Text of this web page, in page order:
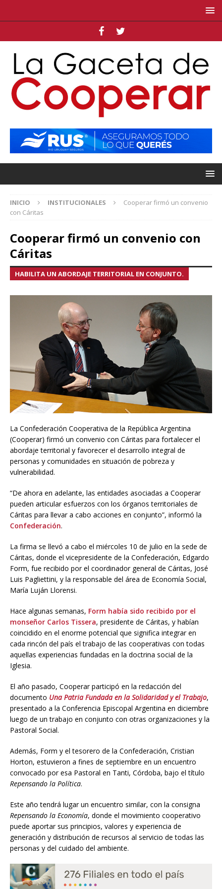
INICIO INSTITUCIONALES
Cooperar firmó un convenio
con Cáritas
Cooperar firmó un convenio con
Cáritas
HABILITA UN ABORDAJE TERRITORIAL EN CONJUNTO.
La Confederación Cooperativa de la República Argentina
(Cooperar) firmó un convenio con Cáritas para fortalecer el
abordaje territorial y favorecer el desarrollo integral de
personas y comunidades en situación de pobreza y
vulnerabilidad.
“De ahora en adelante, las entidades asociadas a Cooperar
pueden articular esfuerzos con los órganos territoriales de
Cáritas para llevar a cabo acciones en conjunto”, informó la
Confederación.
La firma se llevó a cabo el miércoles 10 de julio en la sede de
Cáritas, donde el vicepresidente de la Confederación, Edgardo
Form, fue recibido por el coordinador general de Cáritas, José
Luis Pagliettini, y la responsable del área de Economía Social,
María Luján Llorensi.
Hace algunas semanas, Form había sido recibido por el
monseñor Carlos Tissera, presidente de Cáritas, y habían
coincidido en el enorme potencial que significa integrar en
cada rincón del país el trabajo de las cooperativas con todas
aquellas experiencias fundadas en la doctrina social de la
Iglesia.
El año pasado, Cooperar participó en la redacción del
documento Una Patria Fundada en la Solidaridad y el Trabajo,
presentado a la Conferencia Episcopal Argentina en diciembre
luego de un trabajo en conjunto con otras organizaciones y la
Pastoral Social.
Además, Form y el tesorero de la Confederación, Cristian
Horton, estuvieron a fines de septiembre en un encuentro
convocado por esa Pastoral en Tanti, Córdoba, bajo el título
Repensando la Política.
Este año tendrá lugar un encuentro similar, con la consigna
Repensando la Economía, donde el movimiento cooperativo
puede aportar sus principios, valores y experiencia de
generación y distribución de recursos al servicio de todas las
personas y del cuidado del ambiente.